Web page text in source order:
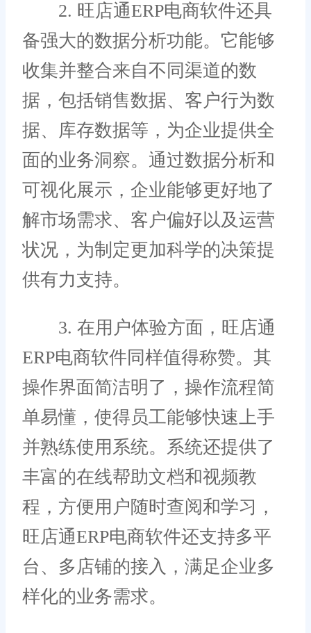
2. 旺店通ERP电商软件还具
备强大的数据分析功能。它能够
收集并整合来自不同渠道的数
据，包括销售数据、客户行为数
据、库存数据等，为企业提供全
面的业务洞察。通过数据分析和
可视化展示，企业能够更好地了
解市场需求、客户偏好以及运营
状况，为制定更加科学的决策提
供有力支持。
3. 在用户体验方面，旺店通
ERP电商软件同样值得称赞。其
操作界面简洁明了，操作流程简
单易懂，使得员工能够快速上手
并熟练使用系统。系统还提供了
丰富的在线帮助文档和视频教
程，方便用户随时查阅和学习，
旺店通ERP电商软件还支持多平
台、多店铺的接入，满足企业多
样化的业务需求。